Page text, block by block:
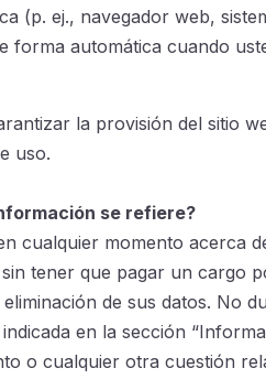
(p. ej., navegador web,
forma automática cuando
la provisión del sitio
uso.
se refiere?
cualquier momento acerca
tener que pagar un cargo
de sus datos. No
en la sección
o cualquier otra cuestión